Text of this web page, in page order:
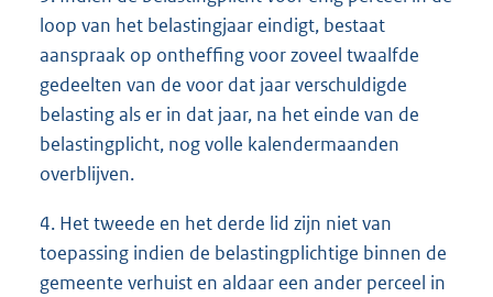
loop van het belastingjaar eindigt, bestaat
aanspraak op ontheffing voor zoveel twaalfde
gedeelten van de voor dat jaar verschuldigde
belasting als er in dat jaar, na het einde van de
belastingplicht, nog volle kalendermaanden
overblijven.
4. Het tweede en het derde lid zijn niet van
toepassing indien de belastingplichtige binnen de
gemeente verhuist en aldaar een ander perceel in